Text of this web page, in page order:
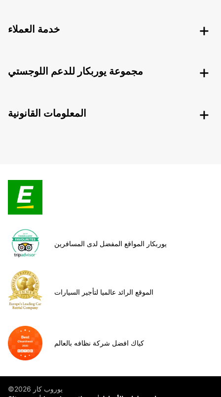
خدمة العملاء
مجموعة يوربكار للدعم اللوجستي
المعلومات القانونية
يوربكار المواقع المفضل لدى المسافرين
الموقع الرائد عالميا لتأجير السيارات
كياك افضل شركة نظافه بالعالم
©يوروب كار 2026